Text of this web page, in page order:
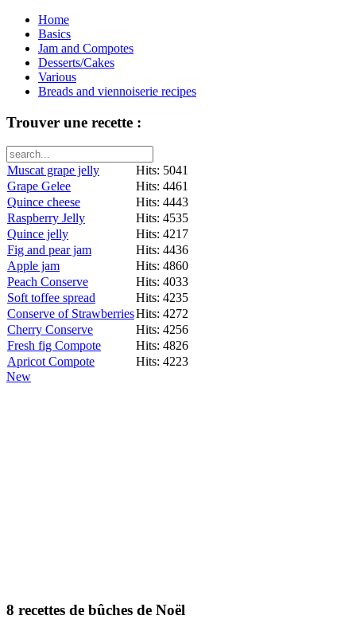
Home
Basics
Jam and Compotes
Desserts/Cakes
Various
Breads and viennoiserie recipes
Trouver une recette :
Muscat grape jelly
Hits: 5041
Grape Gelee
Hits: 4461
Quince cheese
Hits: 4443
Raspberry Jelly
Hits: 4535
Quince jelly
Hits: 4217
Fig and pear jam
Hits: 4436
Apple jam
Hits: 4860
Peach Conserve
Hits: 4033
Soft toffee spread
Hits: 4235
Conserve of StrawberriesHits: 4272
Cherry Conserve
Hits: 4256
Fresh fig Compote
Hits: 4826
Apricot Compote
Hits: 4223
New
8 recettes de bûches de Noël